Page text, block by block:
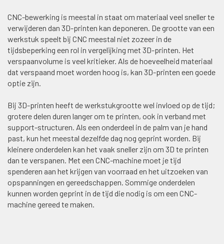
CNC-bewerking is meestal in staat om materiaal veel sneller te
verwijderen dan 3D-printen kan deponeren. De grootte van een
werkstuk speelt bij CNC meestal niet zozeer in de
tijdsbeperking een rol in vergelijking met 3D-printen. Het
verspaanvolume is veel kritieker. Als de hoeveelheid materiaal
dat verspaand moet worden hoog is, kan 3D-printen een goede
optie zijn.
Bij 3D-printen heeft de werkstukgrootte wel invloed op de tijd;
grotere delen duren langer om te printen, ook in verband met
support-structuren. Als een onderdeel in de palm van je hand
past, kun het meestal dezelfde dag nog geprint worden. Bij
kleinere onderdelen kan het vaak sneller zijn om 3D te printen
dan te verspanen. Met een CNC-machine moet je tijd
spenderen aan het krijgen van voorraad en het uitzoeken van
opspanningen en gereedschappen. Sommige onderdelen
kunnen worden geprint in de tijd die nodig is om een ​​CNC-
machine gereed te maken.